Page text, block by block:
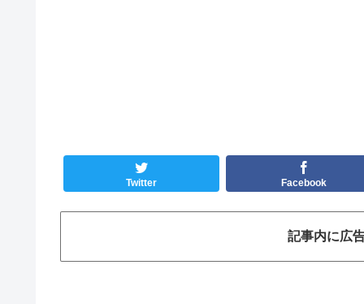
Twitter Facebook
記事内に広